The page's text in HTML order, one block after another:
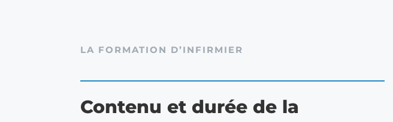
LA FORMATION D’INFIRMIER
Contenu et durée de la